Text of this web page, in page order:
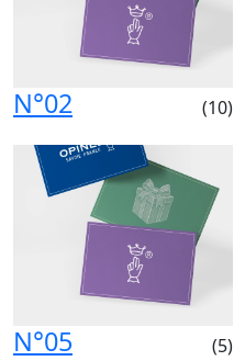
N°02 (10)
N°05 (5)